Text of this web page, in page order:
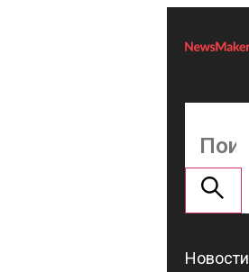
Новости